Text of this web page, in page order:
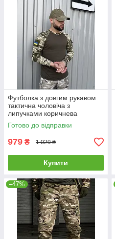
Футболка з довгим рукавом
тактична чоловіча з
липучками коричнева
камуфляжна лонгслів мілітарі
Готово до відправки
979 ₴ 1 029 ₴
Купити
–47%